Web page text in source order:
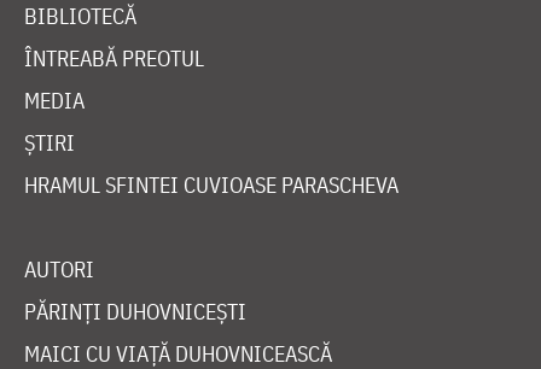
BIBLIOTECĂ
ÎNTREABĂ PREOTUL
MEDIA
ȘTIRI
HRAMUL SFINTEI CUVIOASE PARASCHEVA
AUTORI
PĂRINȚI DUHOVNICEȘTI
MAICI CU VIAȚĂ DUHOVNICEASCĂ